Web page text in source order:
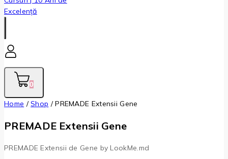
0
Home / Shop / PREMADE Extensii Gene
PREMADE Extensii Gene
PREMADE Extensii de Gene by LookMe.md